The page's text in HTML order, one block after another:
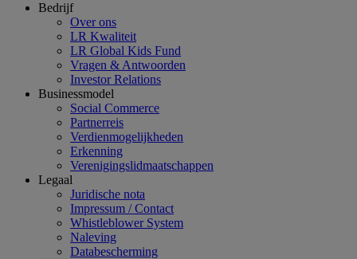
Bedrijf
Over ons
LR Kwaliteit
LR Global Kids Fund
Vragen & Antwoorden
Investor Relations
Businessmodel
Social Commerce
Partnerreis
Verdienmogelijkheden
Erkenning
Verenigingslidmaatschappen
Legaal
Juridische nota
Impressum / Contact
Whistleblower System
Naleving
Databescherming